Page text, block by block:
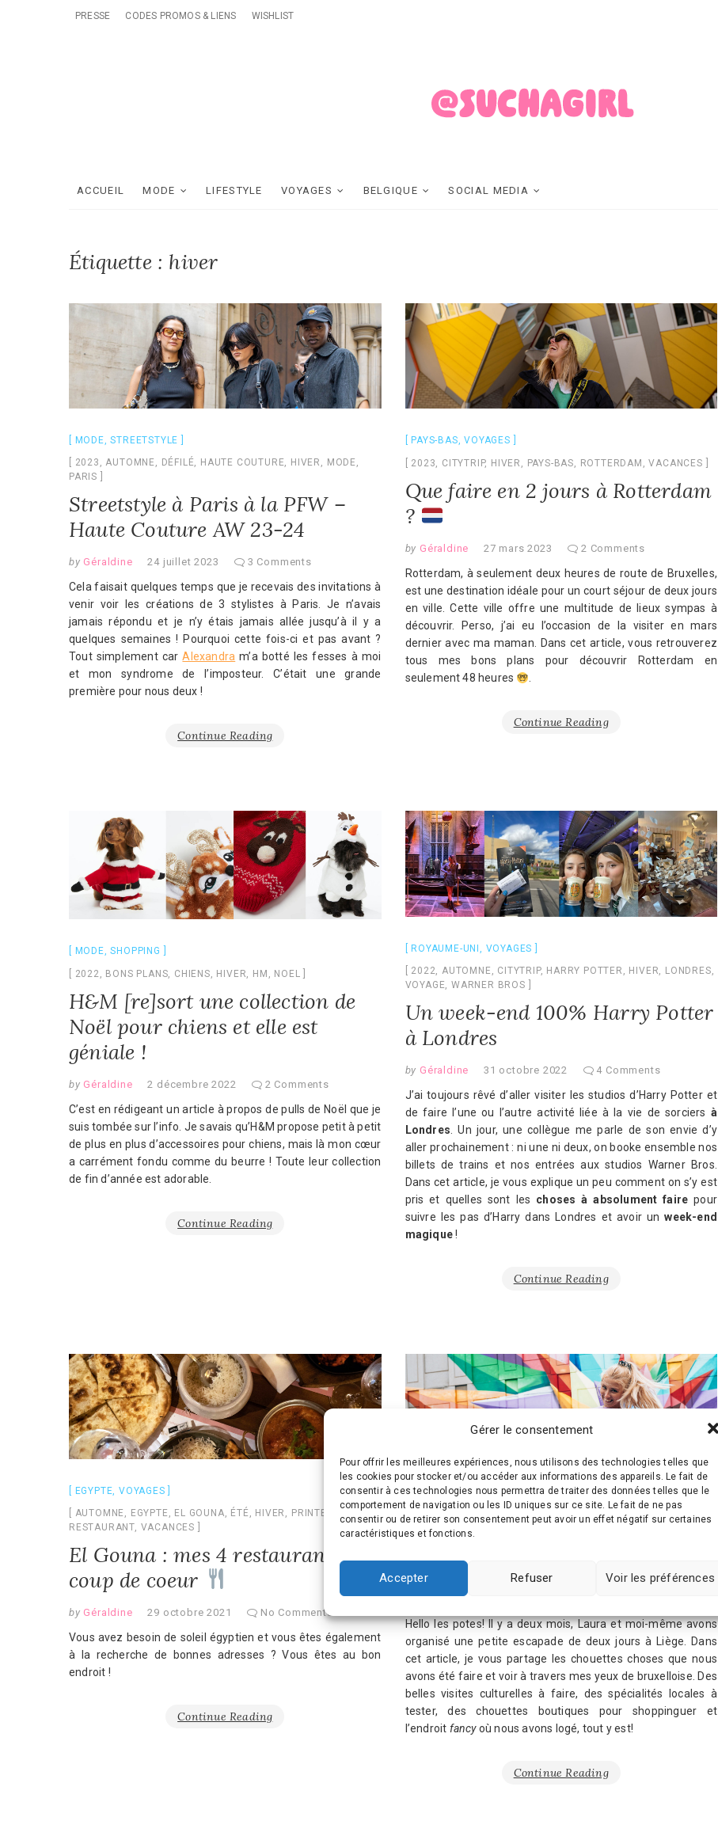
Gérer le consentement
Pour offrir les meilleures expériences, nous utilisons des technologies telles que
les cookies pour stocker et/ou accéder aux informations des appareils. Le fait de
consentir à ces technologies nous permettra de traiter des données telles que le
comportement de navigation ou les ID uniques sur ce site. Le fait de ne pas
consentir ou de retirer son consentement peut avoir un effet négatif sur certaines
caractéristiques et fonctions.
Accepter Refuser Voir les préférences
PRESSE CODES PROMOS & LIENS WISHLIST
SUCHAGIRL
ACCUEIL MODE LIFESTYLE VOYAGES BELGIQUE SOCIAL MEDIA
Étiquette : hiver
MODE,STREETSTYLE
2023 ,AUTOMNE , DÉFILÉ, HAUTE COUTURE, HIVER , MODE ,
PARIS
Streetstyle à Paris à la PFW –
Haute Couture AW 23-24
by Géraldine 24 juillet 2023 3 Comments
Cela faisait quelques temps que je recevais des invitations à
venir voir les créations de 3 stylistes à Paris. Je n’avais
jamais répondu et je n’y étais jamais allée jusqu’à il y a
quelques semaines ! Pourquoi cette fois-ci et pas avant ?
Tout simplement carAlexandra m’a botté les fesses à moi
et mon syndrome de l’imposteur. C’était une grande
première pour nous deux !
Continue Reading
PAYS-BAS,VOYAGES
2023, CITYTRIP, HIVER , PAYS-BAS, ROTTERDAM ,VACANCES
Que faire en 2 jours à Rotterdam
?
by Géraldine 27 mars 2023 2 Comments
Rotterdam, à seulement deux heures de route de Bruxelles,
est une destination idéale pour un court séjour de deux jours
en ville. Cette ville offre une multitude de lieux sympas à
découvrir. Perso, j’ai eu l’occasion de la visiter en mars
dernier avec ma maman. Dans cet article, vous retrouverez
tous mes bons plans pour découvrir Rotterdam en
seulement 48 heures
.
Continue Reading
MODE,SHOPPING
2022, BONS PLANS, CHIENS, HIVER, HM , NOEL
H&M [re]sort une collection de
Noël pour chiens et elle est
géniale !
by Géraldine 2 décembre 2022 2 Comments
C’est en rédigeant un article à propos de pulls de Noël que je
suis tombée sur l’info. Je savais qu’H&M propose petit à petit
de plus en plus d’accessoires pour chiens, mais là mon cœur
a carrément fondu comme du beurre ! Toute leur collection
de fin d’année est adorable.
Continue Reading
ROYAUME-UNI
VOYAGES
2022
AUTOMNE CITYTRIP, HARRY POTTER HIVER LONDRES
VOYAGE
WARNER BROS
Un week-end 100% Harry Potter
à Londres
by Géraldine 31 octobre 2022 4 Comments
J’ai toujours rêvé d’aller visiter les studios d’Harry Potter et
de faire l’une ou l’autre activité liée à la vie de sorciers à
Londres . Un jour, une collègue me parle de son envie d’y
aller prochainement : ni une ni deux, on booke ensemble nos
billets de trains et nos entrées aux studios Warner Bros.
Dans cet article, je vous explique un peu comment on s’y est
pris et quelles sont les choses à absolument faire pour
suivre les pas d’Harry dans Londres et avoir unweek-end
magique!
Continue Reading
EGYPTE,VOYAGES
AUTOMNE , EGYPTE , EL GOUNA, ÉTÉ , HIVER , PRINTEMPS
RESTAURANT, VACANCES
El Gouna : mes 4 restaurants
coup de coeur
by Géraldine 29 octobre 2021 No Comments
Vous avez besoin de soleil égyptien et vous êtes également
à la recherche de bonnes adresses ? Vous êtes au bon
endroit !
Continue Reading
BELGIQUE,SORTIR ET SE DIVERTIR EN BELGIQUE
2020 BONS PLANS HIVER LIÈGE VACANCES
Liège: les incontournables à faire
et à voir
byGéraldine
Hello les potes! Il y a deux mois, Laura et moi-même avons
organisé une petite escapade de deux jours à Liège. Dans
cet article, je vous partage les chouettes choses que nous
avons été faire et voir à travers mes yeux de bruxelloise. Des
belles visites culturelles à faire, des spécialités locales à
tester, des chouettes boutiques pour shoppinguer et
l’endroit fancyoù nous avons logé, tout y est!
Continue Reading